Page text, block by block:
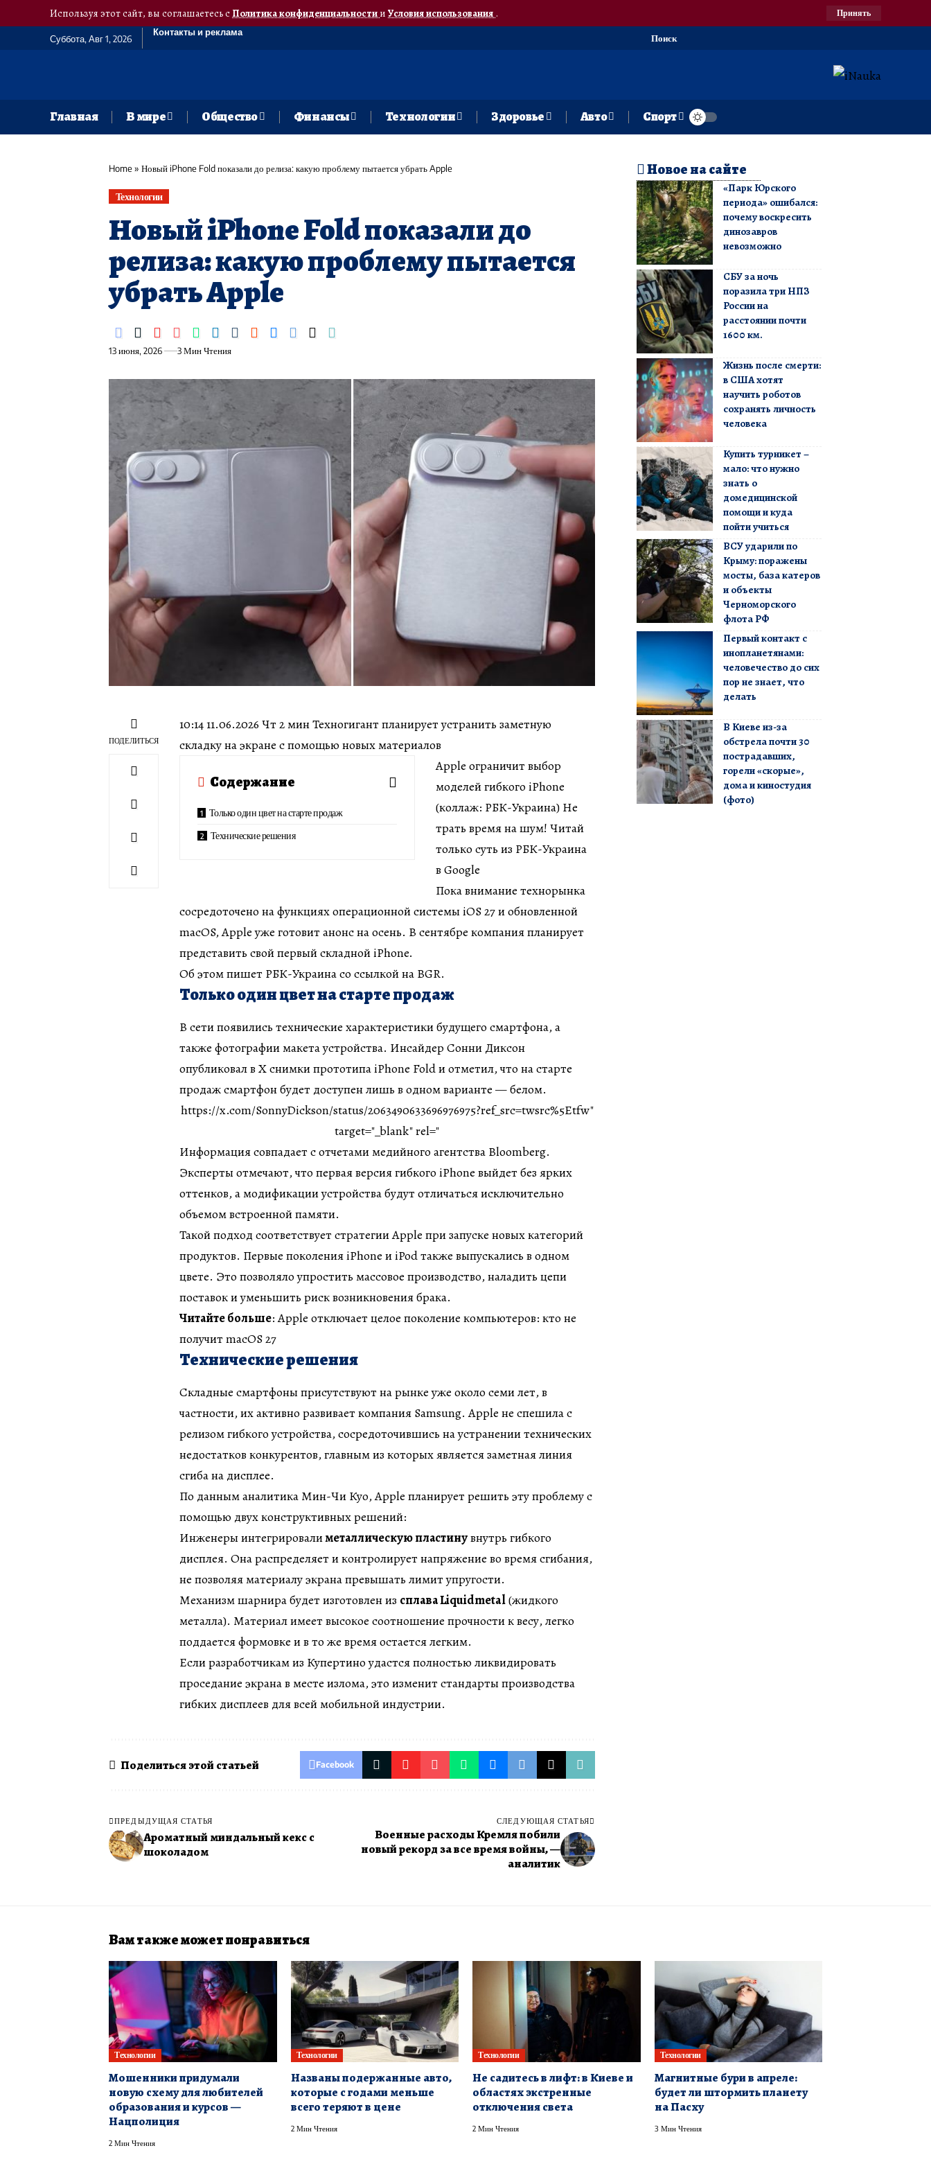
Используя этот сайт, вы соглашаетесь сПолитика конфиденциальностии Условия использования. Принять
Суббота, Авг 1, 2026
Контакты и реклама
Поиск
Главная В мире Общество Финансы Технологии Здоровье Авто Спорт
Home» Новый iPhone Fold показали до релиза: какую проблему пытается убрать Apple
Технологии
Новый iPhone Fold показали до
релиза: какую проблему пытается
убрать Apple
13 июня, 2026 3 Мин Чтения
ПОДЕЛИТЬСЯ
10:14 11.06.2026 Чт 2 мин Техногигант планирует устранить заметную
складку на экране с помощью новых материалов
Содержание
Только один цвет на старте продаж
Технические решения
Apple ограничит выбор
моделей гибкого iPhone
(коллаж: РБК-Украина) Не
трать время на шум! Читай
только суть из РБК-Украина
в Google
Пока внимание технорынка
сосредоточено на функциях операционной системы iOS 27 и обновленной
macOS, Apple уже готовит анонс на осень. В сентябре компания планирует
представить свой первый складной iPhone.
Об этом пишет РБК-Украина со ссылкой на BGR.
Только один цвет на старте продаж
В сети появились технические характеристики будущего смартфона, а
также фотографии макета устройства. Инсайдер Сонни Диксон
опубликовал в X снимки прототипа iPhone Fold и отметил, что на старте
продаж смартфон будет доступен лишь в одном варианте — белом.
https://x.com/SonnyDickson/status/2063490633696976975?ref_src=twsrc%5Etfw"
target="_blank" rel="
Информация совпадает с отчетами медийного агентства Bloomberg.
Эксперты отмечают, что первая версия гибкого iPhone выйдет без ярких
оттенков, а модификации устройства будут отличаться исключительно
объемом встроенной памяти.
Такой подход соответствует стратегии Apple при запуске новых категорий
продуктов. Первые поколения iPhone и iPod также выпускались в одном
цвете. Это позволяло упростить массовое производство, наладить цепи
поставок и уменьшить риск возникновения брака.
Читайте больше: Apple отключает целое поколение компьютеров: кто не
получит macOS 27
Технические решения
Складные смартфоны присутствуют на рынке уже около семи лет, в
частности, их активно развивает компания Samsung. Apple не спешила с
релизом гибкого устройства, сосредоточившись на устранении технических
недостатков конкурентов, главным из которых является заметная линия
сгиба на дисплее.
По данным аналитика Мин-Чи Куо, Apple планирует решить эту проблему с
помощью двух конструктивных решений:
Инженеры интегрировалиметаллическую пластинувнутрь гибкого
дисплея. Она распределяет и контролирует напряжение во время сгибания,
не позволяя материалу экрана превышать лимит упругости.
Механизм шарнира будет изготовлен из сплава Liquidmetal(жидкого
металла). Материал имеет высокое соотношение прочности к весу, легко
поддается формовке и в то же время остается легким.
Если разработчикам из Купертино удастся полностью ликвидировать
проседание экрана в месте излома, это изменит стандарты производства
гибких дисплеев для всей мобильной индустрии.
Поделиться этой статьей Facebook
ПРЕДЫДУЩАЯ СТАТЬЯ
Ароматный миндальный кекс с
шоколадом
СЛЕДУЮЩАЯ СТАТЬЯ
Военные расходы Кремля побили
новый рекорд за все время войны, —
аналитик
Новое на сайте
«Парк Юрского
периода» ошибался:
почему воскресить
динозавров
невозможно
СБУ за ночь
поразила три НПЗ
России на
расстоянии почти
1600 км.
Жизнь после смерти:
в США хотят
научить роботов
сохранять личность
человека
Купить турникет –
мало: что нужно
знать о
домедицинской
помощи и куда
пойти учиться
ВСУ ударили по
Крыму: поражены
мосты, база катеров
и объекты
Черноморского
флота РФ
Первый контакт с
инопланетянами:
человечество до сих
пор не знает, что
делать
В Киеве из-за
обстрела почти 30
пострадавших,
горели «скорые»,
дома и киностудия
(фото)
Вам также может понравиться
Технологии
Мошенники придумали
новую схему для любителей
образования и курсов —
Нацполиция
2 Мин Чтения
Технологии
Названы подержанные авто,
которые с годами меньше
всего теряют в цене
2 Мин Чтения
Технологии
Не садитесь в лифт: в Киеве и
областях экстренные
отключения света
2 Мин Чтения
Технологии
Магнитные бури в апреле:
будет ли штормить планету
на Пасху
3 Мин Чтения